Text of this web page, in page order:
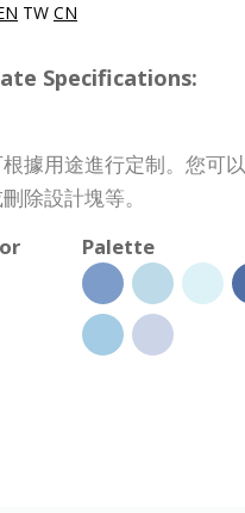
TW CN
Specifications:
據用途進行定制。您可
除設計塊等。
Palette